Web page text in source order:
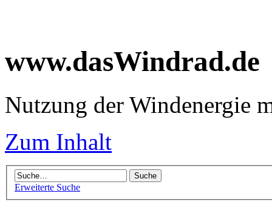
www.dasWindrad.de
Nutzung der Windenergie
Zum Inhalt
Erweiterte Suche